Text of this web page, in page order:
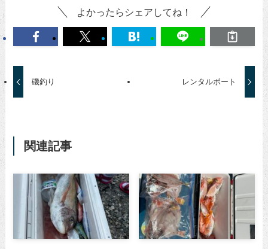
よかったらシェアしてね！
磯釣り レンタルボート
関連記事